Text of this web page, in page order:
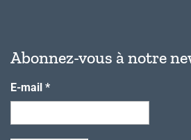
Abonnez-vous à notre
E-mail *